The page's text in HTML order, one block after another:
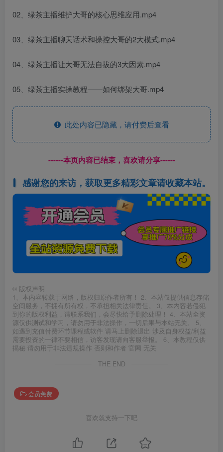
02、绿茶主播维护大哥的核心思维应用.mp4
03、绿茶主播聊天话术和操控大哥的2大模式.mp4
04、绿茶主播让大哥无法自拔的3大因素.mp4
05、绿茶主播实操教程——如何绑架大哥.mp4
此处内容已隐藏，请付费后查看
------本页内容已结束，喜欢请分享------
感谢您的来访，获取更多精彩文章请收藏本站。
© 版权声明
1、本内容转载于网络，版权归原作者所有！ 2、本站仅提供信息存储
空间服务，不拥有所有权，不承担相关法律责任。 3、本内容若侵犯
到你的版权利益，请联系我们，会尽快给予删除处理！ 4、本站全资
源仅供测试和学习，请勿用于非法操作，一切后果与本站无关。 5、
如遇到充值付费环节课程或软件 请马上删除退出 涉及自身权益/利益
需要投资的一律不要相信，访客发现请向客服举报。 6、本教程仅供
揭秘 请勿用于非法违规操作 否则和作者 官网 无关
THE END
会员免费
喜欢就支持一下吧